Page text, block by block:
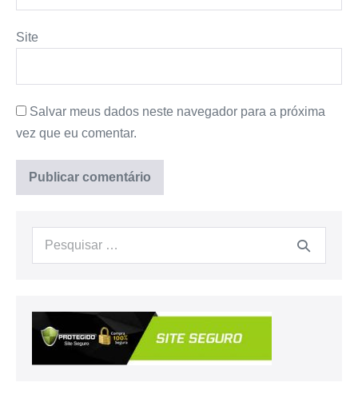
Site
Salvar meus dados neste navegador para a próxima
vez que eu comentar.
Procurar: